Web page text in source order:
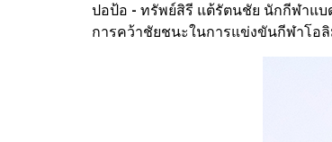
ปอป้อ - ทรัพย์สิรี แต้รัตนชัย นักกีฬาแ
การคว้าชัยชนะในการแข่งขันกีฬาโอ